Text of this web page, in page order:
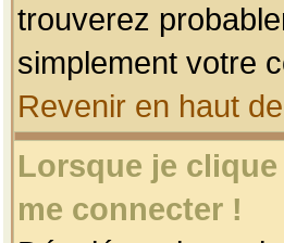
trouverez
simplement votre
Revenir en haut
Lorsque je
me connecter !